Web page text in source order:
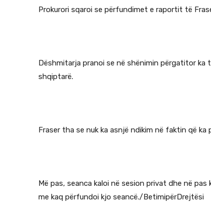
Prokurori sqaroi se përfundimet e raportit të
Dëshmitarja pranoi se në shënimin përgatitor ka
shqiptarë.
Fraser tha se nuk ka asnjë ndikim në faktin që ka
Më pas, seanca kaloi në sesion privat dhe në
me kaq përfundoi kjo seancë./BetimipërDrejtësi